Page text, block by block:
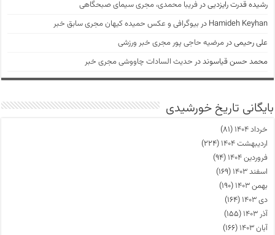
رشیده قدرت رایزدییدرفریبا محمدی، مجری سیمای صبحگاهی
Hamideh Keyhan در بیوگرافی و عکس حمیده کیهان مجری سابق خبر
علی رحیمیدرمرضیه حاجی پور مجری خبر ورزشی
محمد حسن قیاسونددر حدیث السادات چاووشی مجری خبر
بایگانی تاریخ خورشیدی
خرداد ۱۴۰۴
(۸۱)
اردیبهشت ۱۴۰۴
(۲۲۴)
فروردین ۱۴۰۴
(۹۴)
اسفند ۱۴۰۳
(۱۶۹)
بهمن ۱۴۰۳
(۱۹۰)
دی ۱۴۰۳
(۱۶۴)
آذر ۱۴۰۳
(۱۵۵)
آبان ۱۴۰۳
(۱۶۶)